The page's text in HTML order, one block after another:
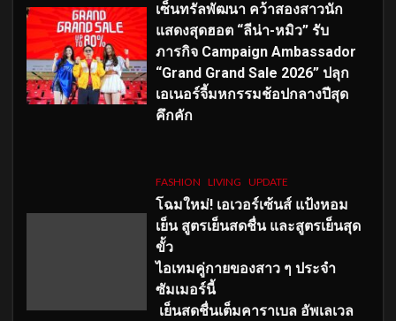
เซ็นทรัลพัฒนา คว้าสองสาวนัก
แสดงสุดฮอต “ลีน่า-หมิว” รับ
ภารกิจ Campaign Ambassador
“Grand Grand Sale 2026” ปลุก
เอเนอร์จี้มหกรรมช้อปกลางปีสุด
คึกคัก
FASHION LIVING UPDATE
โฉมใหม่! เอเวอร์เซ้นส์ แป้งหอม
เย็น สูตรเย็นสดชื่น และสูตรเย็นสุด
ขั้ว
ไอเทมคู่กายของสาว ๆ ประจำ
ซัมเมอร์นี้
เย็นสดชื่นเต็มคาราเบล อัพเลเวล